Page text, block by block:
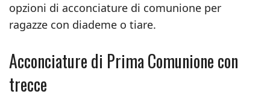
opzioni di acconciature di comunione per
ragazze con diademe o tiare.
Acconciature di Prima Comunione con
trecce